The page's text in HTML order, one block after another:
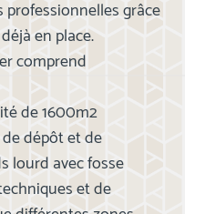
grâce
en place.
comprend
de 1600m2
dépôt et de
lourd avec fosse
et de